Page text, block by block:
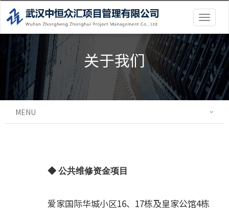
关于我们
MENU
◆ 公共维修资金项目
爱家国际华城小区16、17栋及皇家公馆4栋